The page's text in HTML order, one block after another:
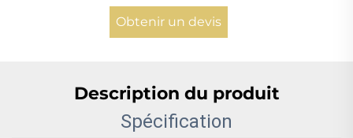
Obtenir un devis
Description du produit
Spécification